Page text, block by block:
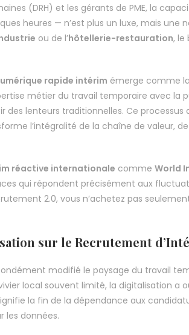
(DRH) et les gérants de PME, la
heures — n’est plus un luxe, mais une
ou de l’hôtellerie-restauration, le
rapide intérim émerge comme
métier du travail temporaire avec la
des lenteurs traditionnelles. Ce
l’intégralité de la chaîne de valeur,
réactive internationale comme World
qui répondent précisément aux
2.0, vous n’achetez pas
sur le Recrutement
modifié le paysage du travail
local souvent limité, la digitalisation a
la fin de la dépendance aux
les données.